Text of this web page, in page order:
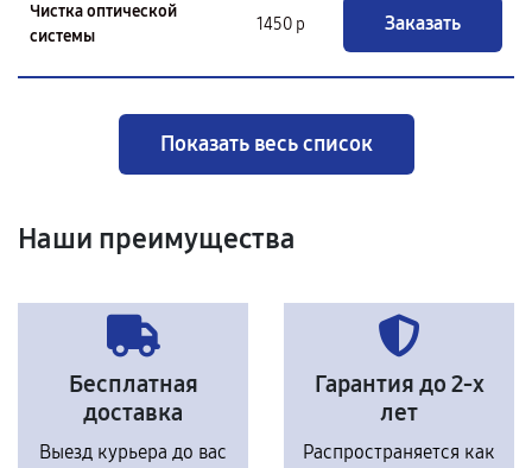
Чистка оптической
системы
1450 р Заказать
Показать весь список
Наши преимущества
Бесплатная
доставка
Выезд курьера до вас
Гарантия до 2-х
лет
Распространяется как